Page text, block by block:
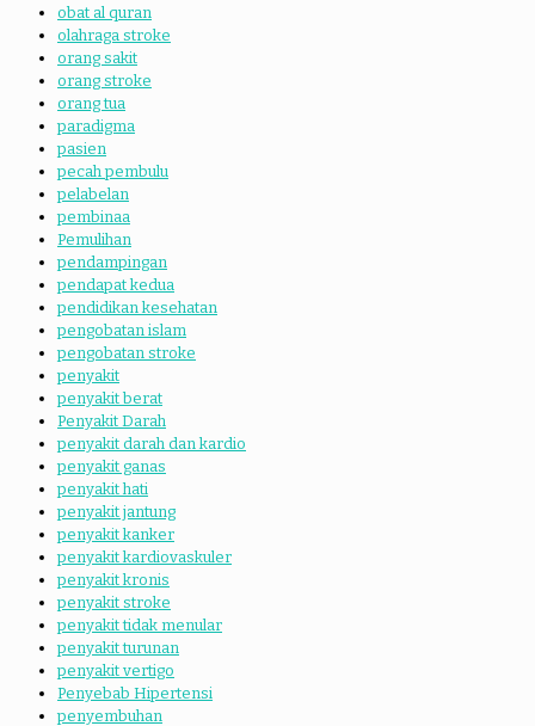
obat al quran
olahraga stroke
orang sakit
orang stroke
orang tua
paradigma
pasien
pecah pembulu
pelabelan
pembinaa
Pemulihan
pendampingan
pendapat kedua
pendidikan kesehatan
pengobatan islam
pengobatan stroke
penyakit
penyakit berat
Penyakit Darah
penyakit darah dan kardio
penyakit ganas
penyakit hati
penyakit jantung
penyakit kanker
penyakit kardiovaskuler
penyakit kronis
penyakit stroke
penyakit tidak menular
penyakit turunan
penyakit vertigo
Penyebab Hipertensi
penyembuhan